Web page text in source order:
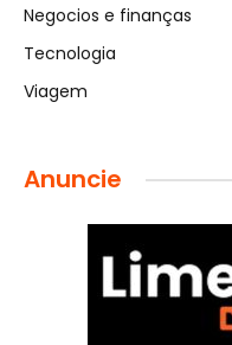
Negocios e finanças
Tecnologia
Viagem
Anuncie